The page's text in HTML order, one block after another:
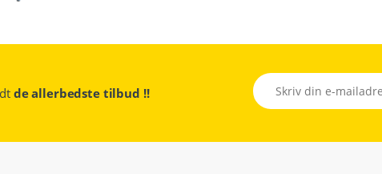
de allerbedste tilbud !!